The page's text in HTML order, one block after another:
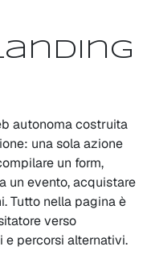
autonoma costruita
una sola azione
un form,
un evento, acquistare
Tutto nella pagina è
verso
percorsi alternativi.